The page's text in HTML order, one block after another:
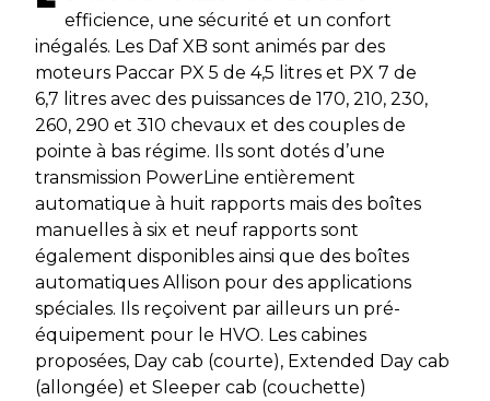
efficience, une sécurité et un confort
inégalés. Les Daf XB sont animés par des
moteurs Paccar PX 5 de 4,5 litres et PX 7 de
6,7 litres avec des puissances de 170, 210, 230,
260, 290 et 310 chevaux et des couples de
pointe à bas régime. Ils sont dotés d’une
transmission PowerLine entièrement
automatique à huit rapports mais des boîtes
manuelles à six et neuf rapports sont
également disponibles ainsi que des boîtes
automatiques Allison pour des applications
spéciales. Ils reçoivent par ailleurs un pré-
équipement pour le HVO. Les cabines
proposées, Day cab (courte), Extended Day cab
(allongée) et Sleeper cab (couchette)